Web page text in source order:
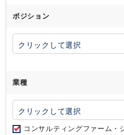
ポジション
業種
コンサルティングファーム・